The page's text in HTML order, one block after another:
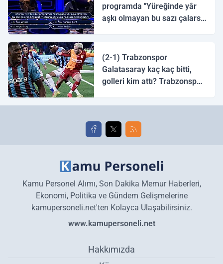
programda "Yüreğinde yâr
aşkı olmayan bu sazı çalarsa
(2-1) Trabzonspor
Galatasaray kaç kaç bitti,
golleri kim attı? Trabzonspor
golleri!
Kamu Personel Alımı, Son Dakika Memur Haberleri,
Ekonomi, Politika ve Gündem Gelişmelerine
kamupersoneli.net'ten Kolayca Ulaşabilirsiniz.
www.kamupersoneli.net
Hakkımızda